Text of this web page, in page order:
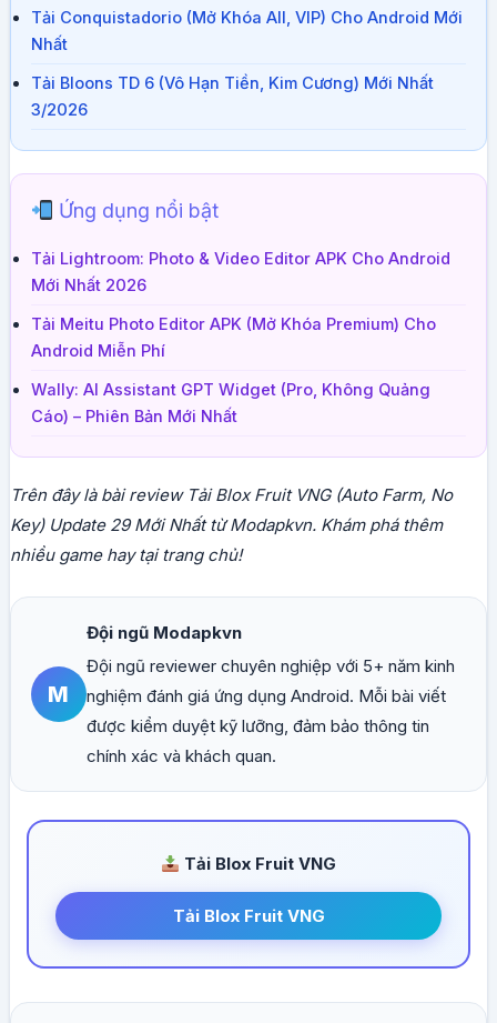
Tải Conquistadorio (Mở Khóa All, VIP) Cho Android Mới
Nhất
Tải Bloons TD 6 (Vô Hạn Tiền, Kim Cương) Mới Nhất
3/2026
Ứng dụng nổi bật
Tải Lightroom: Photo & Video Editor APK Cho Android
Mới Nhất 2026
Tải Meitu Photo Editor APK (Mở Khóa Premium) Cho
Android Miễn Phí
Wally: AI Assistant GPT Widget (Pro, Không Quảng
Cáo) – Phiên Bản Mới Nhất
Trên đây là bài review Tải Blox Fruit VNG (Auto Farm, No
Key) Update 29 Mới Nhất từ Modapkvn. Khám phá thêm
nhiều game hay tại trang chủ!
M
Đội ngũ Modapkvn
Đội ngũ reviewer chuyên nghiệp với 5+ năm kinh
nghiệm đánh giá ứng dụng Android. Mỗi bài viết
được kiểm duyệt kỹ lưỡng, đảm bảo thông tin
chính xác và khách quan.
Tải Blox Fruit VNG
Tải Blox Fruit VNG